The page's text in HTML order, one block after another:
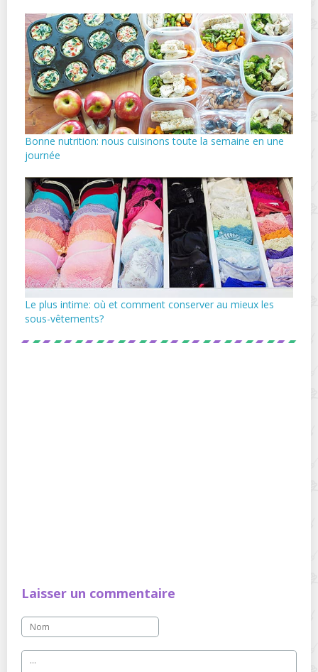
Bonne nutrition: nous cuisinons toute la semaine en une
journée
Le plus intime: où et comment conserver au mieux les
sous-vêtements?
Laisser un commentaire